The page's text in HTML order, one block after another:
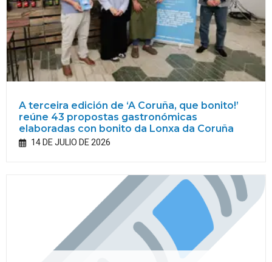
A terceira edición de ‘A Coruña, que bonito!’
reúne 43 propostas gastronómicas
elaboradas con bonito da Lonxa da Coruña
14 DE JULIO DE 2026